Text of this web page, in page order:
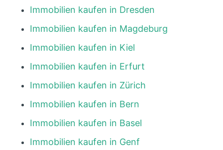
Immobilien kaufen in Dresden
Immobilien kaufen in Magdeburg
Immobilien kaufen in Kiel
Immobilien kaufen in Erfurt
Immobilien kaufen in Zürich
Immobilien kaufen in Bern
Immobilien kaufen in Basel
Immobilien kaufen in Genf